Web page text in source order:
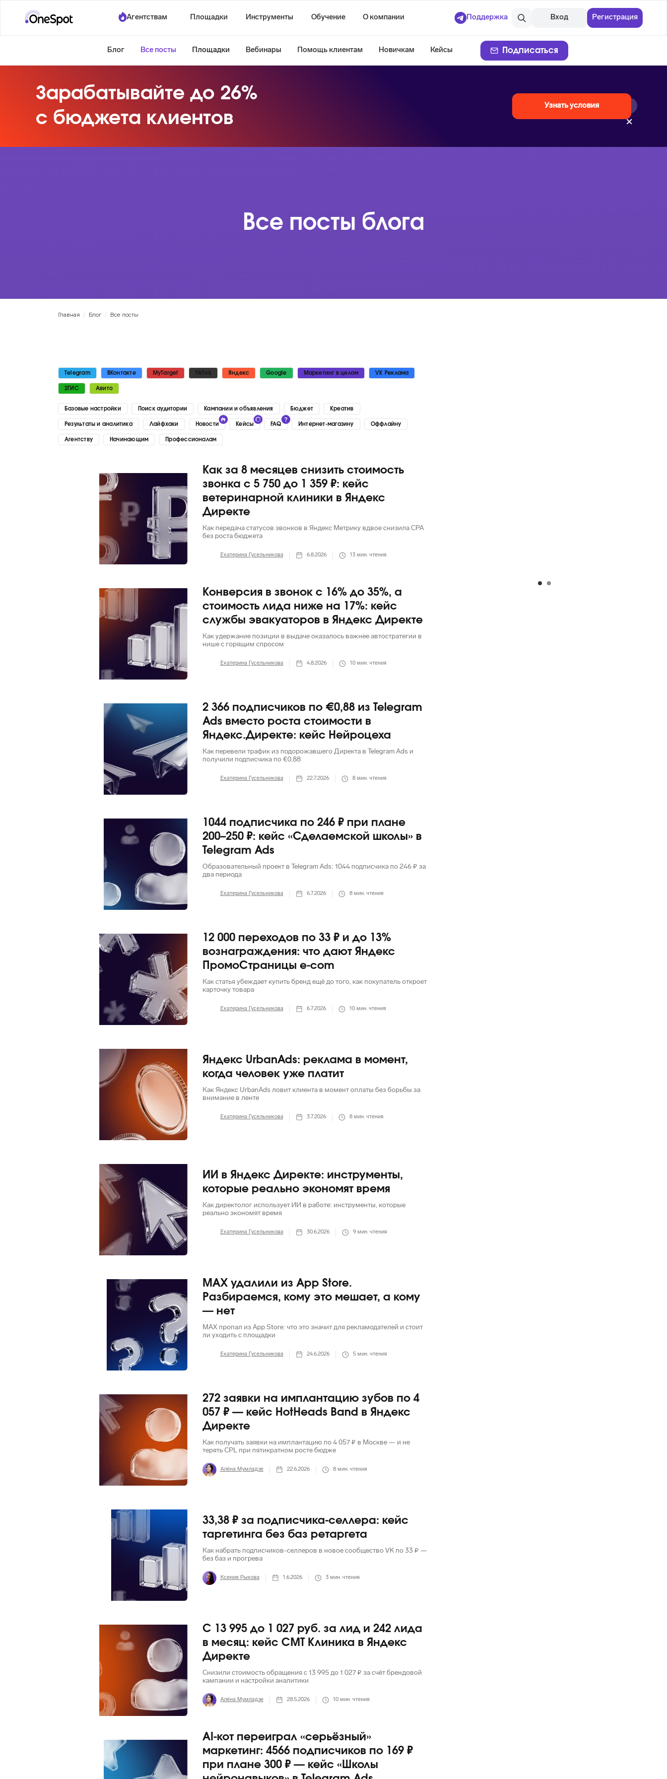
Агентствам Площадки Инструменты Обучение О компании Поддержка Вход Регистрация
Блог Все посты Площадки Вебинары Помощь клиентам Новичкам Кейсы Подписаться
Зарабатывайте до 26%
с бюджета клиентов
Узнать условия
Все посты блога
Главная / Блог / Все посты
Telegram ВКонтакте MyTarget TikTok Яндекс Google Маркетинг в целом VK Реклама
2ГИС Авито
Базовые настройки Поиск аудитории Кампании и объявления Бюджет Креатив
Результаты и аналитика Лайфхаки Новости Кейсы FAQ Интернет-магазину Оффлайну
Агентству Начинающим Профессионалам
Как за 8 месяцев снизить стоимость
звонка с 5 750 до 1 359 ₽: кейс
ветеринарной клиники в Яндекс
Директе
Как передача статусов звонков в Яндекс Метрику вдвое снизила CPA
без роста бюджета
Екатерина Гусельникова 6.8.2026 13мин. чтения
Конверсия в звонок с 16% до 35%, а
стоимость лида ниже на 17%: кейс
службы эвакуаторов в Яндекс Директе
Как удержание позиции в выдаче оказалось важнее автостратегии в
нише с горящим спросом
Екатерина Гусельникова 4.8.2026 10мин. чтения
2 366 подписчиков по €0,88 из Telegram
Ads вместо роста стоимости в
Яндекс.Директе: кейс Нейроцеха
Как перевели трафик из подорожавшего Директа в Telegram Ads и
получили подписчика по €0,88
Екатерина Гусельникова 22.7.2026 8мин. чтения
1044 подписчика по 246 ₽ при плане
200–250 ₽: кейс «Сделаемской школы» в
Telegram Ads
Образовательный проект в Telegram Ads: 1044 подписчика по 246 ₽ за
два периода
Екатерина Гусельникова 6.7.2026 8мин. чтения
12 000 переходов по 33 ₽ и до 13%
вознаграждения: что дают Яндекс
ПромоСтраницы e-com
Как статья убеждает купить бренд ещё до того, как покупатель откроет
карточку товара
Екатерина Гусельникова 6.7.2026 10мин. чтения
Яндекс UrbanAds: реклама в момент,
когда человек уже платит
Как Яндекс UrbanAds ловит клиента в момент оплаты без борьбы за
внимание в ленте
Екатерина Гусельникова 3.7.2026 8мин. чтения
ИИ в Яндекс Директе: инструменты,
которые реально экономят время
Как директолог использует ИИ в работе: инструменты, которые
реально экономят время
Екатерина Гусельникова 30.6.2026 9мин. чтения
MAX удалили из App Store.
Разбираемся, кому это мешает, а кому
— нет
MAX пропал из App Store: что это значит для рекламодателей и стоит
ли уходить с площадки
Екатерина Гусельникова 24.6.2026 5мин. чтения
272 заявки на имплантацию зубов по 4
057 ₽ — кейс HotHeads Band в Яндекс
Директе
Как получать заявки на имплантацию по 4 057 ₽ в Москве — и не
терять CPL при пятикратном росте бюдже
Алёна Мумладзе 22.6.2026 8мин. чтения
33,38 ₽ за подписчика-селлера: кейс
таргетинга без баз ретаргета
Как набрать подписчиков-селлеров в новое сообщество VK по 33 ₽ —
без баз и прогрева
Ксения Рыкова 1.6.2026 3мин. чтения
С 13 995 до 1 027 руб. за лид и 242 лида
в месяц: кейс СМТ Клиника в Яндекс
Директе
Снизили стоимость обращения с 13 995 до 1 027 ₽ за счёт брендовой
кампании и настройки аналитики
Алёна Мумладзе 28.5.2026 10мин. чтения
AI-кот переиграл «серьёзный»
маркетинг: 4566 подписчиков по 169 ₽
при плане 300 ₽ — кейс «Школы